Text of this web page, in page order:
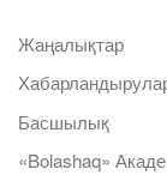
Жаңалықтар
Басшылық
«Bolashaq»